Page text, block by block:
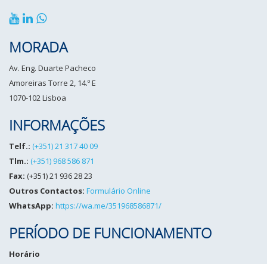
MORADA
Av. Eng. Duarte Pacheco
Amoreiras Torre 2, 14.º E
1070-102 Lisboa
INFORMAÇÕES
Telf.: (+351) 21 317 40 09
Tlm.: (+351) 968 586 871
Fax: (+351) 21 936 28 23
Outros Contactos: Formulário Online
WhatsApp: https://wa.me/351968586871/
PERÍODO DE FUNCIONAMENTO
Horário